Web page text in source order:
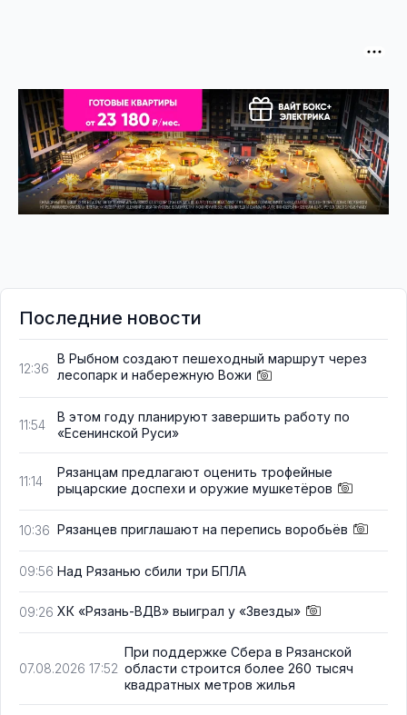
Последние новости
12:36
В Рыбном создают пешеходный маршрут через
лесопарк и набережную Вожи
11:54
В этом году планируют завершить работу по
«Есенинской Руси»
11:14
Рязанцам предлагают оценить трофейные
рыцарские доспехи и оружие мушкетёров
10:36 Рязанцев приглашают на перепись воробьёв
09:56 Над Рязанью сбили три БПЛА
09:26 ХК «Рязань-ВДВ» выиграл у «Звезды»
07.08.2026 17:52
При поддержке Сбера в Рязанской
области строится более 260 тысяч
квадратных метров жилья